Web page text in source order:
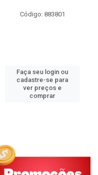
Código: 883801
Faça seu login ou
cadastre-se para
ver preços e
comprar